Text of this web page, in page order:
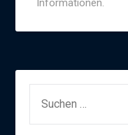
Informationen.
NACH: